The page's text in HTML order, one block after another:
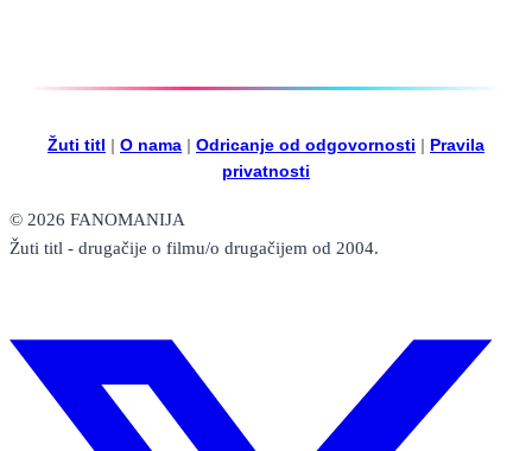
Žuti titl | O nama | Odricanje od odgovornosti | Pravila
privatnosti
© 2026 FANOMANIJA
Žuti titl - drugačije o filmu/o drugačijem od 2004.